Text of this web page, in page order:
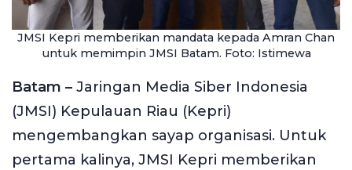
JMSI Kepri memberikan mandata kepada Amran Chan
untuk memimpin JMSI Batam. Foto: Istimewa
Batam – Jaringan Media Siber Indonesia
(JMSI) Kepulauan Riau (Kepri)
mengembangkan sayap organisasi. Untuk
pertama kalinya, JMSI Kepri memberikan